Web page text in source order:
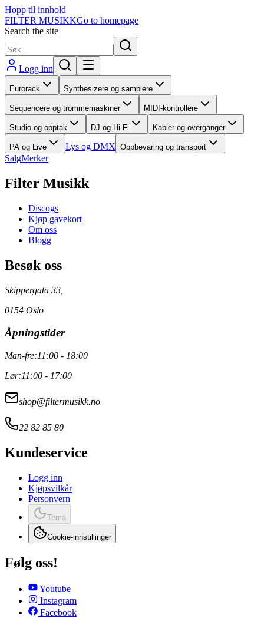
Hopp til innhold
FILTER MUSIKKGo to homepage
Search the site
Logg inn
Eurorack Synthesizere og samplere
Sequencere og trommemaskiner MIDI-kontrollere
Studio og opptak DJ og Hi-Fi Kabler og overganger
PA og Live Lys og DMX Oppbevaring og transport
SalgMerker
Filter Musikk
Discogs
Kjøp gavekort
Om oss
Blogg
Besøk oss
Skippergata 33,
0154 Oslo
Åpningstider
Man-fre:11:00 - 18:00
Lør:11:00 - 17:00
shop@filtermusikk.no
22 82 85 80
Kundeservice
Logg inn
Kjøpsvilkår
Personvern
Tema
Cookie-innstillinger
Følg oss!
Youtube
Instagram
Facebook